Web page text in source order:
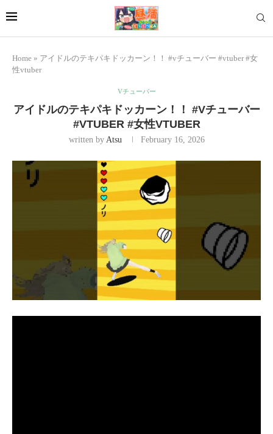
Home » アイドルのテキパキドッカーン！！ #vチューバー #vtuber #女
性vtuber
Vチューバー
アイドルのテキパキドッカーン！！ #Vチューバー
#VTUBER #女性VTUBER
written by Atsu February 16, 2026